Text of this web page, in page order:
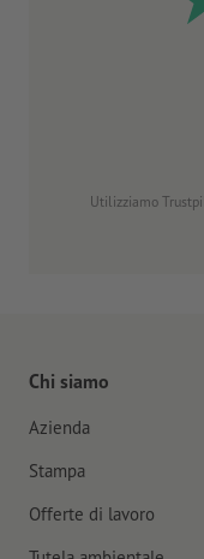
Utilizziamo
Chi siamo
Azienda
Stampa
Offerte di lavoro